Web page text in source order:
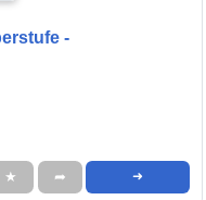
-
★ ➦ ➜